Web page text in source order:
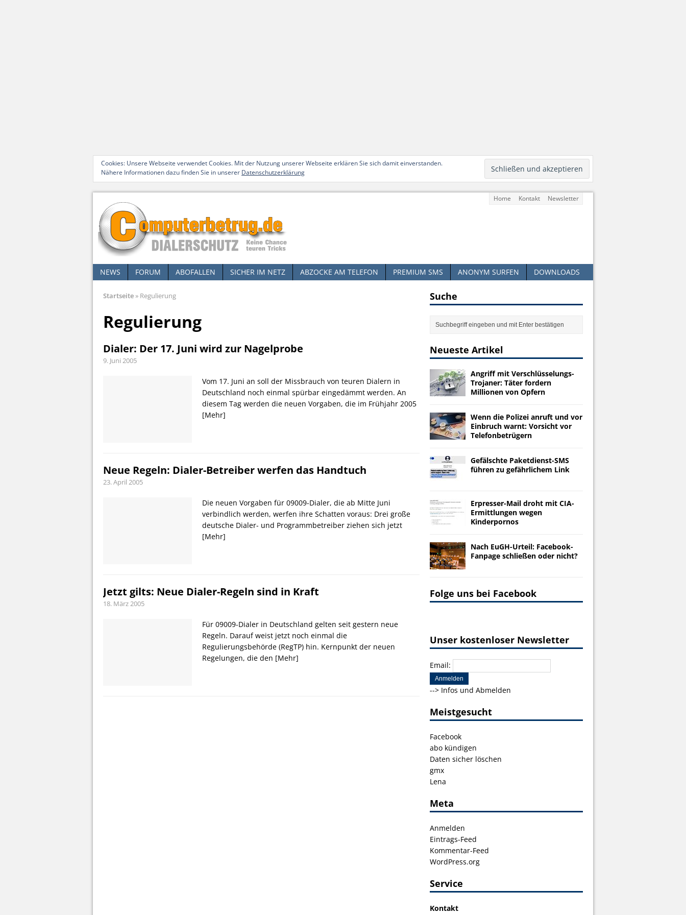
Cookies: Unsere Webseite verwendet Cookies. Mit der Nutzung unserer Webseite erklären Sie sich damit einverstanden.
Nähere Informationen dazu finden Sie in unserer Datenschutzerklärung
Home Kontakt Newsletter
NEWS FORUM ABOFALLEN SICHER IM NETZ ABZOCKE AM TELEFON PREMIUM SMS ANONYM SURFEN DOWNLOADS
Startseite» Regulierung
Regulierung
Dialer: Der 17. Juni wird zur Nagelprobe
9. Juni 2005
Vom 17. Juni an soll der Missbrauch von teuren Dialern in
Deutschland noch einmal spürbar eingedämmt werden. An
diesem Tag werden die neuen Vorgaben, die im Frühjahr 2005
[Mehr]
Neue Regeln: Dialer-Betreiber werfen das Handtuch
23. April 2005
Die neuen Vorgaben für 09009-Dialer, die ab Mitte Juni
verbindlich werden, werfen ihre Schatten voraus: Drei große
deutsche Dialer- und Programmbetreiber ziehen sich jetzt
[Mehr]
Jetzt gilts: Neue Dialer-Regeln sind in Kraft
18. März 2005
Für 09009-Dialer in Deutschland gelten seit gestern neue
Regeln. Darauf weist jetzt noch einmal die
Regulierungsbehörde (RegTP) hin. Kernpunkt der neuen
Regelungen, die den [Mehr]
Suche
Neueste Artikel
Angriff mit Verschlüsselungs-
Trojaner: Täter fordern
Millionen von Opfern
Wenn die Polizei anruft und vor
Einbruch warnt: Vorsicht vor
Telefonbetrügern
Gefälschte Paketdienst-SMS
führen zu gefährlichem Link
Erpresser-Mail droht mit CIA-
Ermittlungen wegen
Kinderpornos
Nach EuGH-Urteil: Facebook-
Fanpage schließen oder nicht?
Folge uns bei Facebook
Unser kostenloser Newsletter
Email:
--> Infos und Abmelden
Meistgesucht
Facebook
abo kündigen
Daten sicher löschen
gmx
Lena
Meta
Anmelden
Eintrags-Feed
Kommentar-Feed
WordPress.org
Service
Kontakt